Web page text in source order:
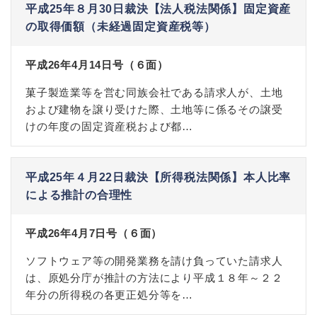
平成25年８月30日裁決【法人税法関係】固定資産
の取得価額（未経過固定資産税等）
平成26年4月14日号（６面）
菓子製造業等を営む同族会社である請求人が、土地
および建物を譲り受けた際、土地等に係るその譲受
けの年度の固定資産税および都…
平成25年４月22日裁決【所得税法関係】本人比率
による推計の合理性
平成26年4月7日号（６面）
ソフトウェア等の開発業務を請け負っていた請求人
は、原処分庁が推計の方法により平成１８年～２２
年分の所得税の各更正処分等を…